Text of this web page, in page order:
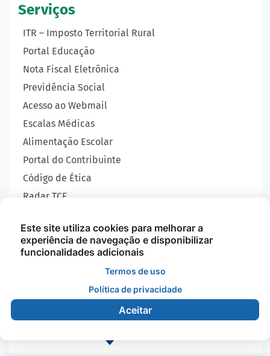
Serviços
ITR – Imposto Territorial Rural
Portal Educação
Nota Fiscal Eletrônica
Previdência Social
Acesso ao Webmail
Escalas Médicas
Alimentação Escolar
Portal do Contribuinte
Código de Ética
Radar TCE
SIC
GEOBRAS
Todos os Direitos Reservados - Prefeitura Municipal
de Nova Monte Verde - 2026
Este site utiliza cookies para melhorar a
experiência de navegação e disponibilizar
funcionalidades adicionais
Termos de uso
Política de privacidade
Aceitar